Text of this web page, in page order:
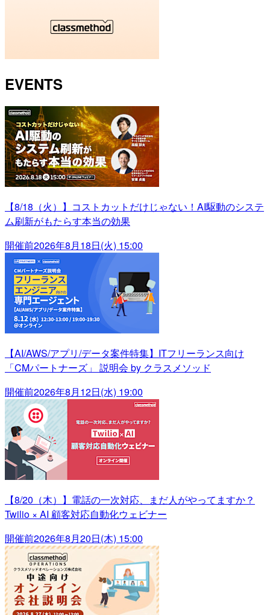
EVENTS
【8/18（火）】コストカットだけじゃない！AI駆動のシステ
ム刷新がもたらす本当の効果
開催前2026年8月18日(火) 15:00
【AI/AWS/アプリ/データ案件特集】ITフリーランス向け
「CMパートナーズ」 説明会 by クラスメソッド
開催前2026年8月12日(水) 19:00
【8/20（木）】電話の一次対応、まだ人がやってますか？
Twilio × AI 顧客対応自動化ウェビナー
開催前2026年8月20日(木) 15:00